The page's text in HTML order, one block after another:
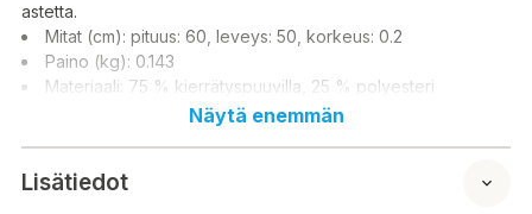
astetta.
Mitat (cm): pituus: 60, leveys: 50, korkeus: 0.2
Paino (kg): 0.143
Materiaali: 75 % kierrätyspuuvilla, 25 % polyesteri
Näytä enemmän
Lisätiedot